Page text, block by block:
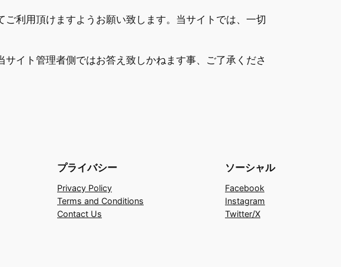
利用頂けますようお願い致します。当サイトでは、一切
イト管理者側ではお答え致しかねます事、ご了承くださ
プライバシー
Privacy Policy
Terms and Conditions
Contact Us
ソーシャル
Facebook
Instagram
Twitter/X